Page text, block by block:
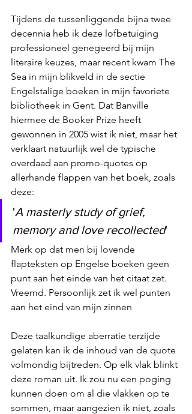
Tijdens de tussenliggende bijna twee
decennia heb ik deze lofbetuiging
professioneel genegeerd bij mijn
literaire keuzes, maar recent kwam The
Sea in mijn blikveld in de sectie
Engelstalige boeken in mijn favoriete
bibliotheek in Gent. Dat Banville
hiermee de Booker Prize heeft
gewonnen in 2005 wist ik niet, maar het
verklaart natuurlijk wel de typische
overdaad aan promo-quotes op
allerhande flappen van het boek, zoals
deze:
'A masterly study of grief,
memory and love recollected'
Merk op dat men bij lovende
flapteksten op Engelse boeken geen
punt aan het einde van het citaat zet.
Vreemd. Persoonlijk zet ik wel punten
aan het eind van mijn zinnen
Deze taalkundige aberratie terzijde
gelaten kan ik de inhoud van de quote
volmondig bijtreden. Op elk vlak blinkt
deze roman uit. Ik zou nu een poging
kunnen doen om al die vlakken op te
sommen, maar aangezien ik niet, zoals